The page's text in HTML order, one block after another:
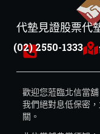
代墊見證股票代
(02) 2550-1333
歡迎您蒞臨北信當舖
我們絕對息低保密
關。